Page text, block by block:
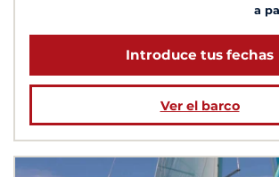
a
Introduce tus fechas
Ver el barco